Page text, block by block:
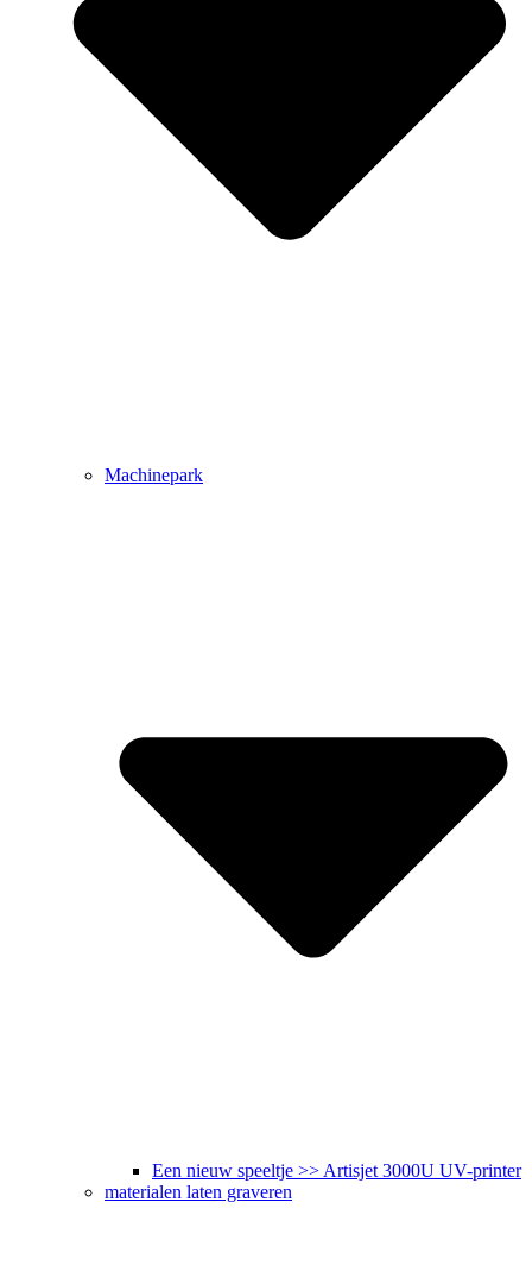
Machinepark
Een nieuw speeltje >> Artisjet 3000U UV-printer
materialen laten graveren